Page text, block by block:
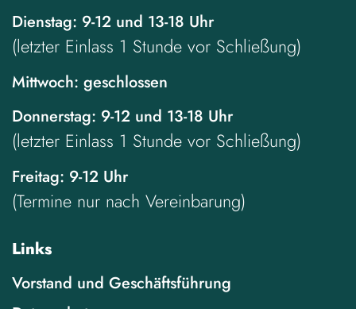
Dienstag: 9-12 und 13-18 Uhr
(letzter Einlass 1 Stunde vor Schließung)
Mittwoch: geschlossen
Donnerstag: 9-12 und 13-18 Uhr
(letzter Einlass 1 Stunde vor Schließung)
Freitag: 9-12 Uhr
(Termine nur nach Vereinbarung)
Links
Vorstand und Geschäftsführung